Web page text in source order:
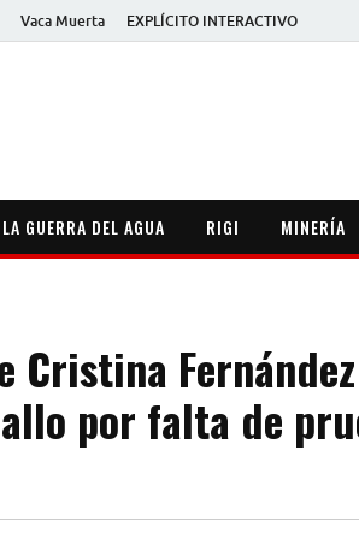
Vaca Muerta EXPLÍCITO INTERACTIVO
LA GUERRA DEL AGUA RIGI MINERÍA
Cristina
por falta de